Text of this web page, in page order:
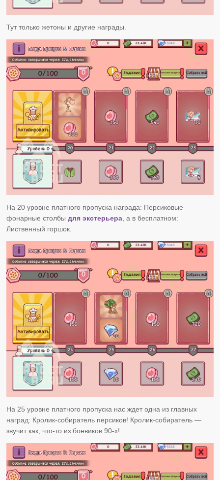
Тут только жетоны и другие награды.
На 20 уровне платного пропуска награда: Персиковые
фонарные столбыдля экстерьера , а в бесплатном:
Лиственный горшок.
На 25 уровне платного пропуска нас ждет одна из главных
наград: Кролик-собиратель персиков! Кролик-собиратель —
звучит как, что-то из боевиков 90-х!